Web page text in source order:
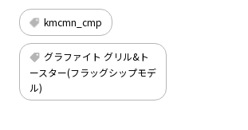
kmcmn_cmp
グラファイト グリル&ト
ースター(フラッグシップモデ
ル)